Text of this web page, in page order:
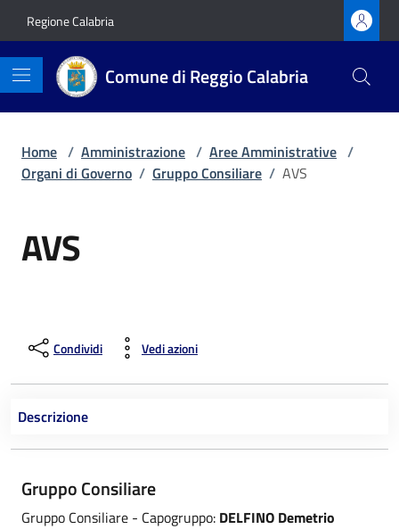
Regione Calabria
Comune di Reggio Calabria
Home / Amministrazione / Aree Amministrative /
Organi di Governo / Gruppo Consiliare / AVS
AVS
Condividi Vedi azioni
Descrizione
Gruppo Consiliare
Gruppo Consiliare - Capogruppo: DELFINO Demetrio